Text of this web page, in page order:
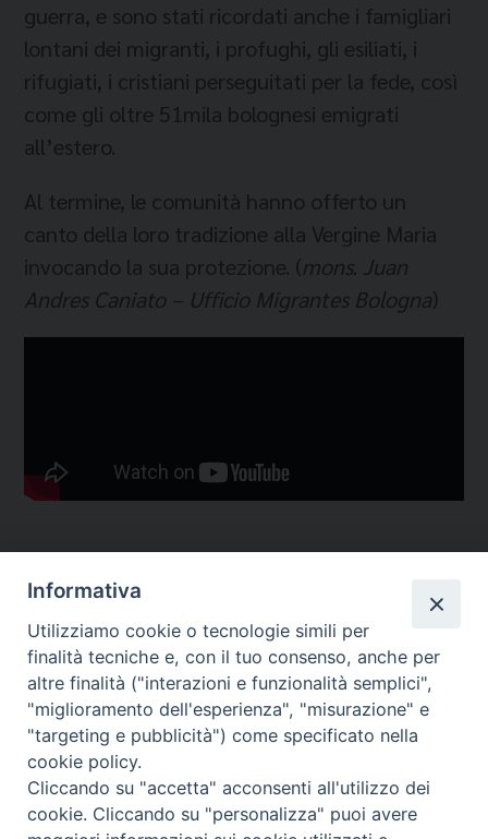
guerra, e sono stati ricordati anche i famigliari
lontani dei migranti, i profughi, gli esiliati, i
rifugiati, i cristiani perseguitati per la fede, così
come gli oltre 51mila bolognesi emigrati
all’estero.
Al termine, le comunità hanno offerto un
canto della loro tradizione alla Vergine Maria
invocando la sua protezione. (mons. Juan
Andres Caniato – Ufficio Migrantes Bologna)
Temi:
PASTORALE ETNICA
SUL TERRITORIO
Migrantes Online
Informativa
Utilizziamo cookie o tecnologie simili per
finalità tecniche e, con il tuo consenso, anche per
altre finalità ("interazioni e funzionalità semplici",
"miglioramento dell'esperienza", "misurazione" e
"targeting e pubblicità") come specificato nella
cookie policy.
Cliccando su "accetta" acconsenti all'utilizzo dei
cookie. Cliccando su "personalizza" puoi avere